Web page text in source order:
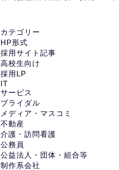
カテゴリー
HP形式
採用サイト記事
高校生向け
採用LP
IT
サービス
ブライダル
メディア・マスコミ
不動産
介護・訪問看護
公務員
公益法人・団体・組合等
制作系会社